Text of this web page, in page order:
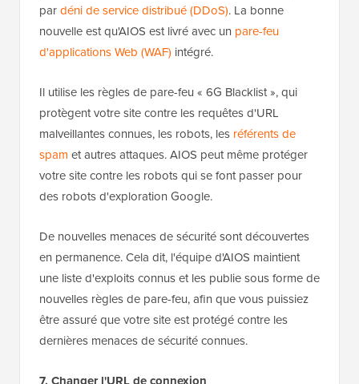
pardéni de service distribué (DDoS). La bonne
nouvelle est qu'AIOS est livré avec un pare-feu
d'applications Web (WAF) intégré.
Il utilise les règles de pare-feu « 6G Blacklist », qui
protègent votre site contre les requêtes d'URL
malveillantes connues, les robots, les référents de
spam et autres attaques. AIOS peut même protéger
votre site contre les robots qui se font passer pour
des robots d'exploration Google.
De nouvelles menaces de sécurité sont découvertes
en permanence. Cela dit, l'équipe d'AIOS maintient
une liste d'exploits connus et les publie sous forme de
nouvelles règles de pare-feu, afin que vous puissiez
être assuré que votre site est protégé contre les
dernières menaces de sécurité connues.